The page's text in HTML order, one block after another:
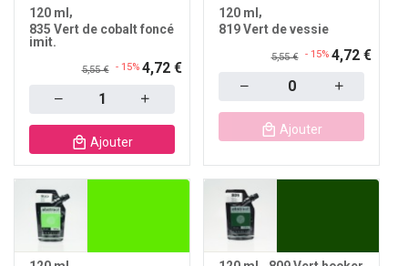
120 ml
835 Vert de cobalt foncé
imit.
5,55 € - 15% 4,72 €
Ajouter
120 ml
819 Vert de vessie
5,55 € - 15% 4,72 €
Ajouter